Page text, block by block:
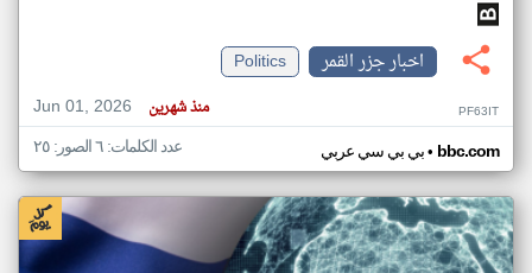
اخبار جزر القمر
Politics
Jun 01, 2026
منذ شهرين PF63IT
بي بي سي عربي• bbc.com عدد الكلمات: ٦ الصور: ٢٥